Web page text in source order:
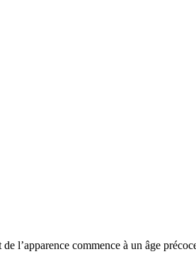
l’apparence commence à un âge